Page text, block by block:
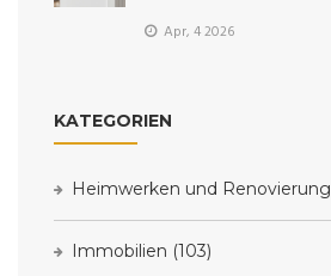
Apr, 4 2026
KATEGORIEN
Heimwerken und Renovierung
Immobilien (103)